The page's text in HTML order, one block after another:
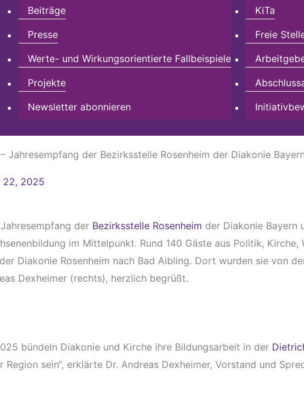
Beiträge
Presse
Werte- und Wirkungsorientierte Fallbeispiele
Projekte
Newsletter abonnieren
KiTa
Freie
Jahresempfang der Bezirksstelle Rosenheim der Diakonie
22, 2025
der Bezirksstelle Rosenheim der Diakonie Bayern
im Mittelpunkt. Rund 140 Gäste aus Politik,
Diakonie Rosenheim nach Bad Aibling. Dort wurden sie von
Dexheimer (rechts), herzlich begrüßt.
bündeln Diakonie und Kirche ihre Bildungsarbeit in der
Region sein“, erklärte Dr. Andreas Dexheimer, Vorstand und